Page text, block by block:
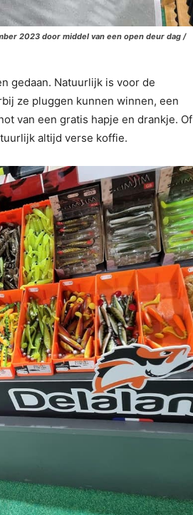
2023 door middel van een open deur dag /
gedaan. Natuurlijk is voor de
ze pluggen kunnen winnen, een
van een gratis hapje en drankje. Of
altijd verse koffie.